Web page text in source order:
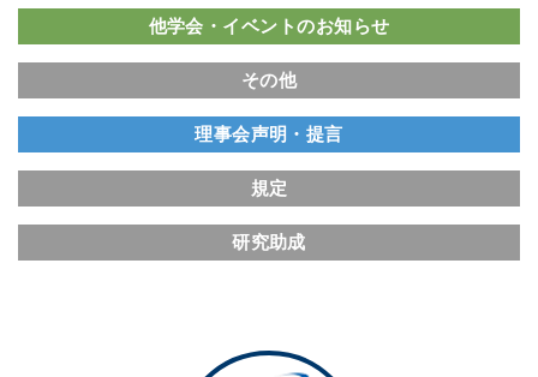
他学会・イベントのお知らせ
その他
理事会声明・提言
規定
研究助成